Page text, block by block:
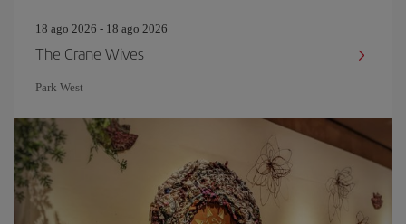
18 ago 2026 - 18 ago 2026
The Crane Wives
Park West